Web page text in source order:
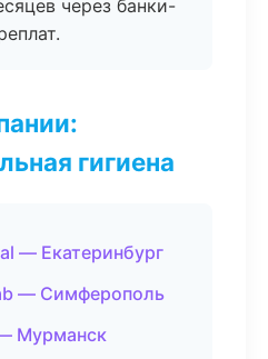
через банки-
гигиена
— Екатеринбург
— Симферополь
Мурманск